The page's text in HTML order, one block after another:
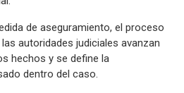
de aseguramiento, el proceso
autoridades judiciales avanzan
hechos y se define la
dentro del caso.